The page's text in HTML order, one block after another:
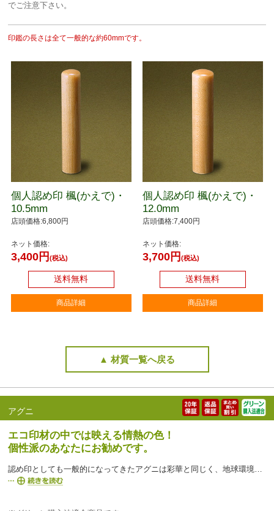
でご注意下さい。
印鑑の長さは全て一般的な約60mmです。
個人認め印 楓(かえで)・
10.5mm
店頭価格:6,800円
ネット価格:
3,400円 (税込)
送料無料
商品詳細
個人認め印 楓(かえで)・
12.0mm
店頭価格:7,400円
ネット価格:
3,700円 (税込)
送料無料
商品詳細
▲ 材質一覧へ戻る
アグニ
エコ印材の中では映える情熱の色！
個性派のあなたにお勧めです。
認め印としても一般的になってきたアグニは彩華と同じく、地球環境の保護を考えたエコ印材で、北海道産の樺材（間伐材）を特殊加工して作られた強度もあるグリーン購入法適合印材です。鮮やかで深みのある赤色と美しい木目が特徴です。特殊加工により樺の木を無駄なく利用できるため、森林資源の有効活用につながります。